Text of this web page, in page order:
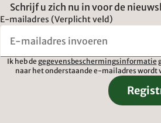
Schrijf u zich nu in voor de
E-mailadres (Verplicht veld)
Ik heb de gegevensbeschermingsinformatie
naar het onderstaande e-mailadres wordt